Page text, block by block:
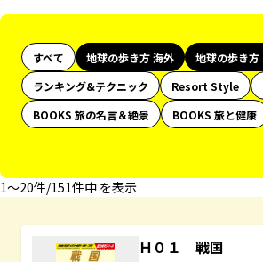
すべて 地球の歩き方 海外 地球の歩き方
ランキング&テクニック
Resort Style
BOOKS 旅の名言＆絶景
BOOKS 旅と健康
1〜20件/151件中 を表示
Ｈ０１ 戦国